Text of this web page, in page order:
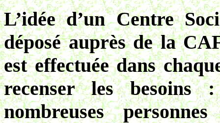
L’idée d’un Centre
déposé auprès de la
est effectuée dans
recenser les besoins
nombreuses